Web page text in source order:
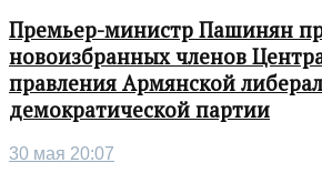
Премьер-министр Пашинян
новоизбранных членов
правления Армянской
демократической партии
30 мая 20:07